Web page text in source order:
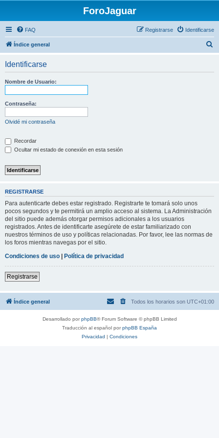
ForoJaguar
FAQ Identificarse
Registrarse
Índice general
Identificarse
Nombre de Usuario:
Contraseña:
Olvidé mi contraseña
Recordar
Ocultar mi estado de conexión en esta sesión
REGISTRARSE
Para autenticarte debes estar registrado. Registrarte te tomará solo unos
pocos segundos y te permitirá un amplio acceso al sistema. La Administración
del sitio puede además otorgar permisos adicionales a los usuarios
registrados. Antes de identificarte asegúrete de estar familiarizado con
nuestros términos de uso y políticas relacionadas. Por favor, lee las normas de
los foros mientras navegas por el sitio.
Condiciones de uso | Política de privacidad
Registrarse
Índice general Todos los horarios son UTC+01:00
Desarrollado porphpBB® Forum Software © phpBB Limited
Traducción al español porphpBB España
Privacidad | Condiciones